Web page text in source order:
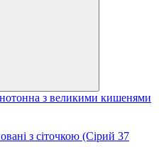
з великими кишенями